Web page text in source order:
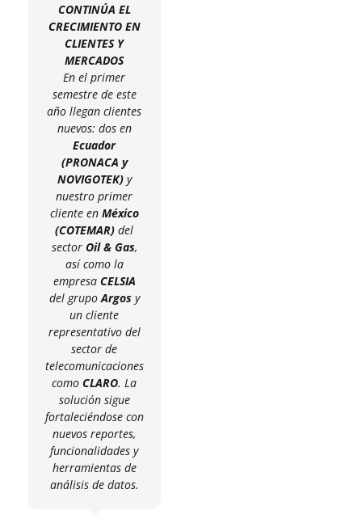
CONTINÚA EL
CRECIMIENTO EN
CLIENTES Y
MERCADOS
En el primer
semestre de este
año llegan clientes
nuevos: dos en
Ecuador
(PRONACA y
NOVIGOTEK)y
nuestro primer
cliente en México
(COTEMAR) del
sector Oil & Gas,
así como la
empresa CELSIA
del grupoArgosy
un cliente
representativo del
sector de
telecomunicaciones
comoCLARO. La
solución sigue
fortaleciéndose con
nuevos reportes,
funcionalidades y
herramientas de
análisis de datos.